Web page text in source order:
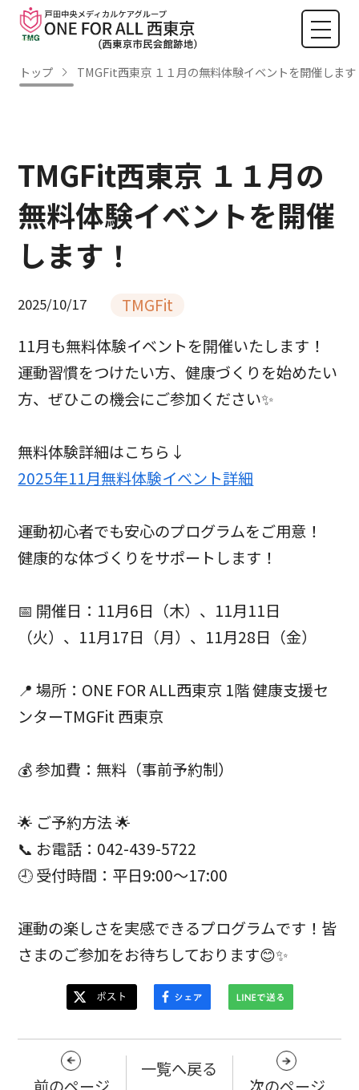
トップ TMGFit西東京 １１月の無料体験イベントを開催します
TMGFit西東京 １１月の
無料体験イベントを開催
します！
2025/10/17
TMGFit
11月も無料体験イベントを開催いたします！
運動習慣をつけたい方、健康づくりを始めたい
方、ぜひこの機会にご参加ください✨
無料体験詳細はこちら↓
2025年11月無料体験イベント詳細
運動初心者でも安心のプログラムをご用意！
健康的な体づくりをサポートします！
📅 開催日：11月6日（木）、11月11日
（火）、11月17日（月）、11月28日（金）
📍 場所：ONE FOR ALL西東京 1階 健康支援セ
ンターTMGFit 西東京
💰 参加費：無料（事前予約制）
🌟 ご予約方法 🌟
📞 お電話：042-439-5722
🕘 受付時間：平日9:00～17:00
運動の楽しさを実感できるプログラムです！皆
さまのご参加をお待ちしております😊✨
一覧へ戻る